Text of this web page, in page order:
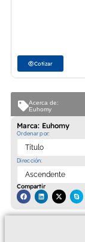
Marca: Euhomy
Ordenar por:
Dirección:
Compartir
Acerca de:
Euhomy
Cotizar